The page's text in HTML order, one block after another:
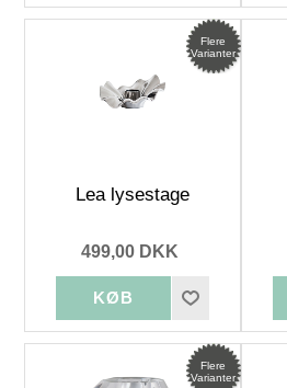
Flere
Varianter
Lea lysestage
499,00 DKK
Flere
Varianter